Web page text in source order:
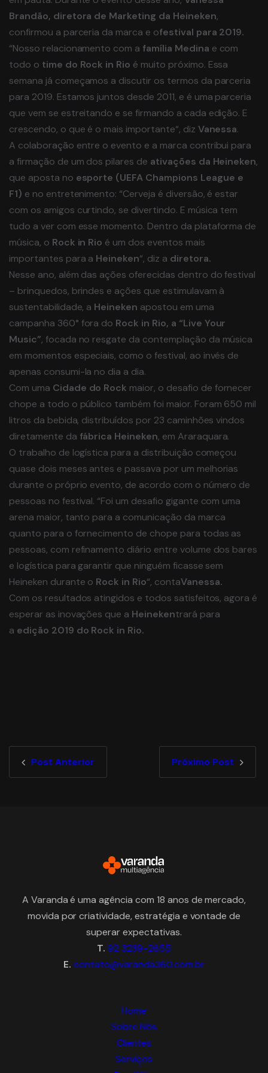
Brandão, diretora de Marketing da Heineken,
confirmou a parceria da marca e ofestival para 2019.
“Nosso relacionamento com a família Medina e com
todo o time do Rock in Rio é muito próximo. Essa
semana já começamos a discutir os termos da parceria
para 2019. Estamos juntos desde 2011, e é uma parceria
que vem se estreitando e se firmando a cada edição. E
crescendo, o que é o mais importante“, diz Vanessa.
A colaboração entre o evento e a marca contribui para
a firmação de um dos pilares de ativações da Heineken,
que aposta no esporte (UEFA Champions League e
F1) e no entretenimento: “Cerveja é diversão, é estar
com os amigos curtindo, se divertindo. E música tem
tudo a ver com esse momento. Dentro da plataforma de
música, o Rock in Rio é um dos eventos mais
importantes para a Heineken“, diz a diretora.
Nesse ano, além das ações oferecidas dentro do festival
– brinquedos, brindes e ações que estimulavam à
sustentabilidade, a Heineken apostou em uma
campanha 360° fora do Rock in Rio, a “Live Your
Music”, focada no resgate da contemplação da música
em momentos especiais, como o festival, ao invés de
apenas consumi-la no dia a dia.
Com uma Cidade do Rock maior, o desafio de fornecer
chope a todo o público também foi maior. Foram 650 mil
litros da bebida, distribuídos por 23 caminhões vindos
diretamente da fábrica Heineken, em Araraquara.
O trabalho de logística para a distribuição começou
quase dois meses antes e passava por um melhorias
durante o próprio evento, de acordo com o número de
pessoas no festival. “Foi um desafio gigante com uma
arena maior, tanto para a comunicação da marca
quanto para o fornecimento de chope para todas as
pessoas, com refinamento diário entre volume dos bares
e logística para garantir que ninguém ficasse sem
Heineken durante o Rock in Rio“, contaVanessa.
Com os resultados atingidos e todos satisfeitos, agora é
esperar as inovações que a Heinekentrará para
a edição 2019 do Rock in Rio.
Post Anterior Próximo Post
A Varanda é uma agência com 18 anos de mercado,
movida por criatividade, estratégia e vontade de
superar expectativas.
T. 92 3239-2655
E. contato@varanda360.com.br
Home
Sobre Nós
Clientes
Serviços